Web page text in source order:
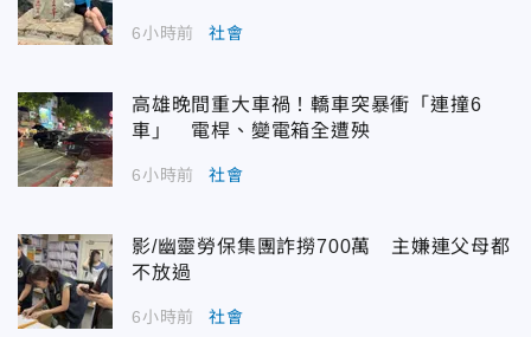
6小時前 社會
高雄晚間重大車禍！轎車突暴衝「連撞6
車」 電桿、變電箱全遭殃
6小時前 社會
影/幽靈勞保集團詐撈700萬 主嫌連父母都
不放過
6小時前 社會